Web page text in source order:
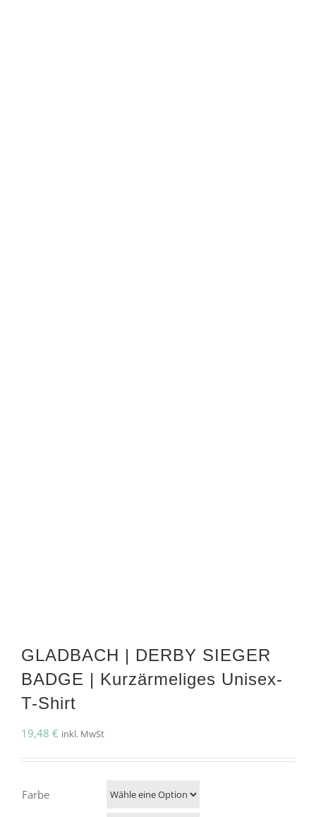
GLADBACH | DERBY SIEGER
BADGE | Kurzärmeliges Unisex-
T-Shirt
19,48 € inkl. MwSt
Farbe